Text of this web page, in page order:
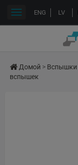
ENG LV
Переключить
Домой > Вспышки
вспышек